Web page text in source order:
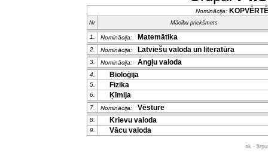
Nominācija:
Nr Mācību priekšmets
1. Nominācija: Matemātika
2. Nominācija: Latviešu valoda un literatūra
3. Nominācija: Angļu valoda
4. Bioloģija
5. Fizika
6. Ķīmija
7. Nominācija: Vēsture
8. Krievu valoda
9. Vācu valoda
ak -